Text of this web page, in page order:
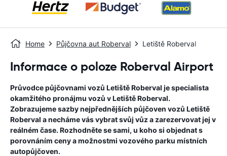
Home Půjčovna aut Roberval Letiště Roberval
Informace o poloze Roberval Airport
Průvodce půjčovnami vozů Letiště Roberval je specialista
okamžitého pronájmu vozů vLetiště Roberval.
Zobrazujeme sazby nejpřednějších půjčoven vozů Letiště
Roberval a necháme vás vybrat svůj vůz a zarezervovat jej v
reálném čase. Rozhodněte se sami, u koho si objednat s
porovnáním ceny a možnostmi vozového parku místních
autopůjčoven.